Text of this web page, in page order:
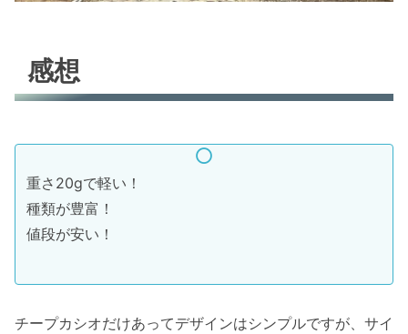
感想
重さ20gで軽い！
種類が豊富！
値段が安い！
チープカシオだけあってデザインはシンプルですが、サイ